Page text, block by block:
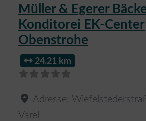
Müller & Egerer
Konditorei EK-Center
Obenstrohe
24.21 km
Adresse:
Varel